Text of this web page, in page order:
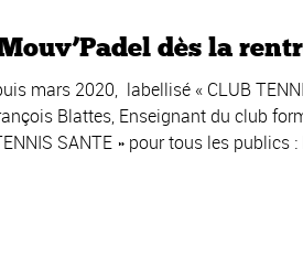
dès la
mars 2020, labellisé « CLUB
Blattes, Enseignant du club
SANTE » pour tous les publics